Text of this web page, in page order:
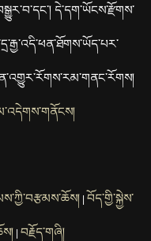
དེ་དག་ཡོངས་རྫོགས་
བོད་གྱི་སྐྱེས་
བརྗོད་གཞི།